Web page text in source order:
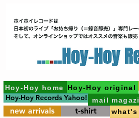
Hoy-Hoy home Hoy-Hoy original
Hoy-Hoy Records Yahoo! mail
new arrivals
t-shirt what's